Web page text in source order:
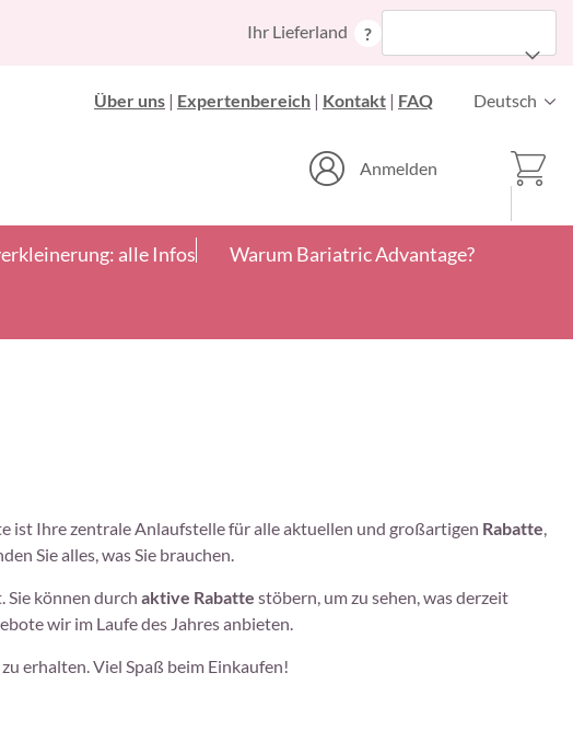
Zum
Ihr Lieferland ?
Über uns | Expertenbereich | Kontakt | FAQ Sprache
Deutsch
Anmelden
alle Infos Warum Bariatric Advantage?
ist Ihre zentrale Anlaufstelle für alle aktuellen und großartigen Rabatte,
Sie alles, was Sie brauchen.
Sie können durch aktive Rabatte stöbern, um zu sehen, was derzeit
wir im Laufe des Jahres anbieten.
zu erhalten. Viel Spaß beim Einkaufen!